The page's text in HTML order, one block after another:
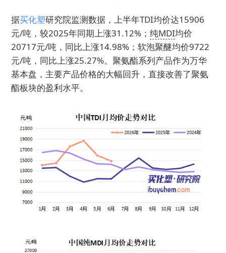
据买化塑研究院监测数据，上半年TDI均价达15906
元/吨，较2025年同期上涨31.12%；纯MDI均价
20717元/吨，同比上涨14.98%；软泡聚醚均价9722
元/吨，同比上涨25.27%。聚氨酯系列产品作为万华
基本盘，主要产品价格的大幅回升，直接改善了聚氨
酯板块的盈利水平。